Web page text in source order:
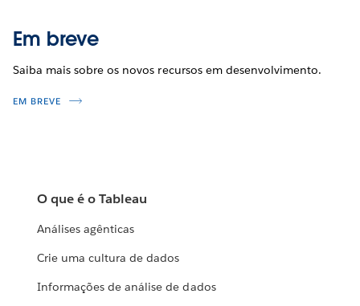
Em breve
Saiba mais sobre os novos recursos em desenvolvimento.
EM BREVE
O que é o Tableau
Análises agênticas
Crie uma cultura de dados
Informações de análise de dados